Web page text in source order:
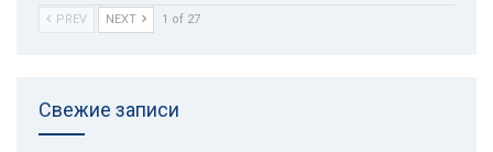
PREV NEXT 1 of 27
Свежие записи